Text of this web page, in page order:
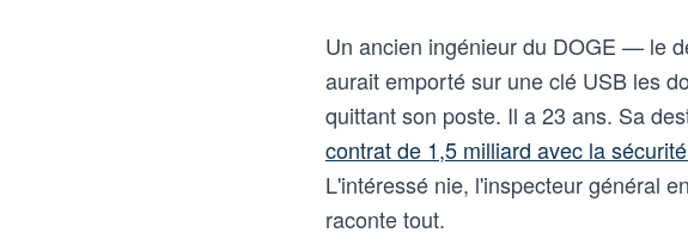
Un ancien ingénieur du DOGE — le
aurait emporté sur une clé USB les
quittant son poste. Il a 23 ans. Sa
contrat de 1,5 milliard avec la
L'intéressé nie, l'inspecteur général
raconte tout.